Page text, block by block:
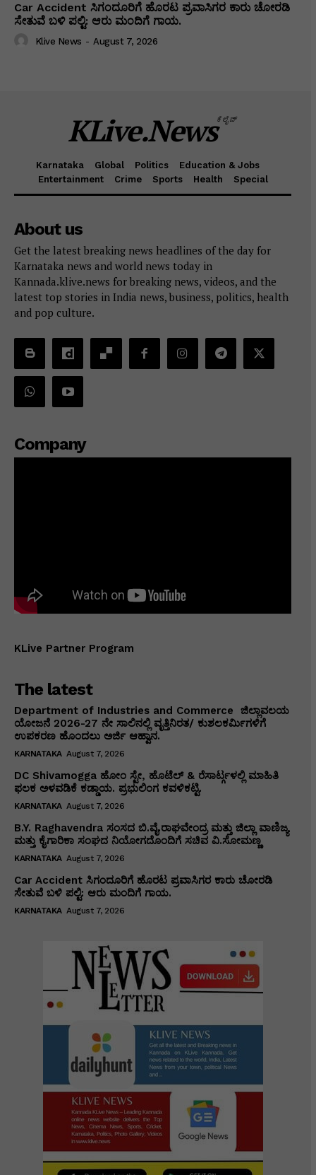
Car Accident ಸಿಗಂದೂರಿಗೆ ಹೊರಟ ಪ್ರವಾಸಿಗರ ಕಾರು ಚೋರಡಿ
ಸೇತುವೆ ಬಳಿ ಪಲ್ಟಿ: ಆರು ಮಂದಿಗೆ ಗಾಯ.
Klive News - August 7, 2026
KLive.Newsಕೆಲೈವ್
Karnataka Global Politics
Education & Jobs
Entertainment
Crime Sports Health Special
About us
Get the latest breaking news headlines of the day for
Karnataka news and world news today in
Kannada.klive.news for breaking news, videos, and the
latest top stories in India news, business, politics, health
and pop culture.
Company
KLive Partner Program
The latest
Department of Industries and Commerce ಜಿಲ್ಲಾವಲಯ
ಯೋಜನೆ 2026-27 ನೇ ಸಾಲಿನಲ್ಲಿ ವೃತ್ತಿನಿರತ/ ಕುಶಲಕರ್ಮಿಗಳಿಗೆ
ಉಪಕರಣ ಹೊಂದಲು ಅರ್ಜಿ ಆಹ್ವಾನ.
KARNATAKA August 7, 2026
DC Shivamogga ಹೋಂ ಸ್ಟೇ, ಹೊಟೆಲ್ & ರೆಸಾರ್ಟ್ಗಳಲ್ಲಿ ಮಾಹಿತಿ
ಫಲಕ ಅಳವಡಿಕೆ ಕಡ್ಡಾಯ. ಪ್ರಭುಲಿಂಗ ಕವಳಿಕಟ್ಟಿ.
KARNATAKA August 7, 2026
B.Y. Raghavendra ಸಂಸದ ಬಿ.ವೈ.ರಾಘವೇಂದ್ರ ಮತ್ತು ಜಿಲ್ಲಾ ವಾಣಿಜ್ಯ
ಮತ್ತು ಕೈಗಾರಿಕಾ ಸಂಘದ ನಿಯೋಗದೊಂದಿಗೆ ಸಚಿವ ವಿ‌.ಸೋಮಣ್ಣ
KARNATAKA August 7, 2026
Car Accident ಸಿಗಂದೂರಿಗೆ ಹೊರಟ ಪ್ರವಾಸಿಗರ ಕಾರು ಚೋರಡಿ
ಸೇತುವೆ ಬಳಿ ಪಲ್ಟಿ: ಆರು ಮಂದಿಗೆ ಗಾಯ.
KARNATAKA August 7, 2026